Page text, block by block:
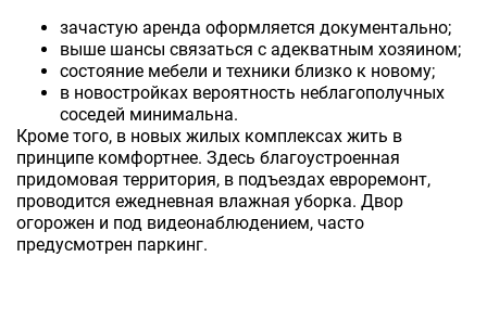
зачастую аренда оформляется документально;
выше шансы связаться с адекватным хозяином;
состояние мебели и техники близко к новому;
в новостройках вероятность неблагополучных
соседей минимальна.
Кроме того, в новых жилых комплексах жить в
принципе комфортнее. Здесь благоустроенная
придомовая территория, в подъездах евроремонт,
проводится ежедневная влажная уборка. Двор
огорожен и под видеонаблюдением, часто
предусмотрен паркинг.